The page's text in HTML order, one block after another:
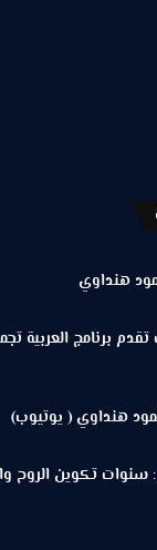
هنداوي
برنامج العربية
هنداوي ( يوتيوب)
سنوات تكوين الروح